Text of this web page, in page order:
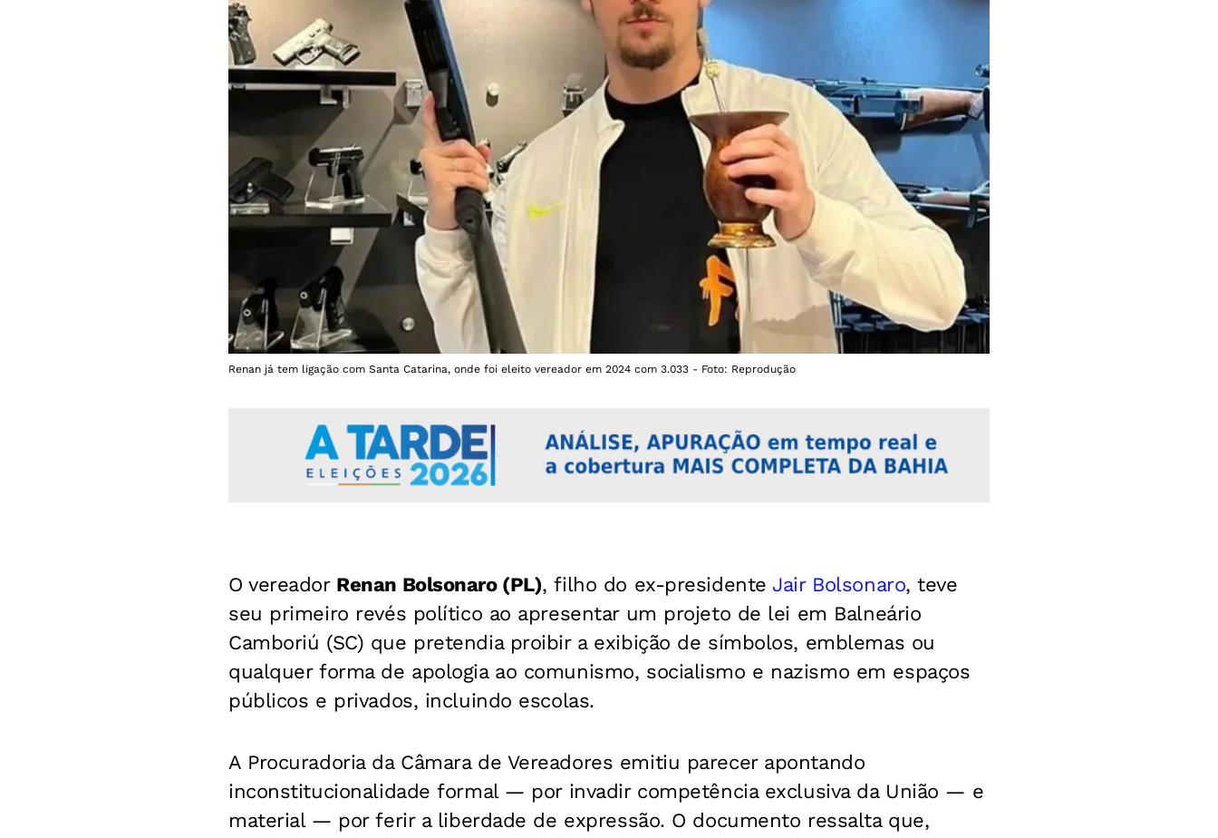
Renan já tem ligação com Santa Catarina, onde foi eleito vereador em 2024 com 3.033 - Foto: Reprodução
O vereador Renan Bolsonaro (PL), filho do ex-presidente Jair Bolsonaro, teve
seu primeiro revés político ao apresentar um projeto de lei em Balneário
Camboriú (SC) que pretendia proibir a exibição de símbolos, emblemas ou
qualquer forma de apologia ao comunismo, socialismo e nazismo em espaços
públicos e privados, incluindo escolas.
A Procuradoria da Câmara de Vereadores emitiu parecer apontando
inconstitucionalidade formal — por invadir competência exclusiva da União — e
material — por ferir a liberdade de expressão. O documento ressalta que,